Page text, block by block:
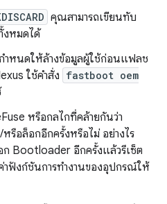
คุณสามารถเขียนทับ
หมดได้
ำหนดให้ล้างข้อมูลผู้ใช้ก่อนแฟลช
ใช้คำสั่ง fastboot oem
หรือกลไกที่คล้ายกันว่า
อล็อกอีกครั้งหรือไม่ อย่างไร
ก Bootloader อีกครั้งแล้วรีเซ็ต
าฟังก์ชันการทำงานของอุปกรณ์ให้